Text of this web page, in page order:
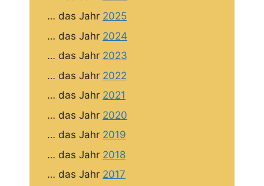
… das Jahr 2025
… das Jahr 2024
… das Jahr 2023
… das Jahr 2022
… das Jahr 2021
… das Jahr 2020
… das Jahr 2019
… das Jahr 2018
… das Jahr 2017